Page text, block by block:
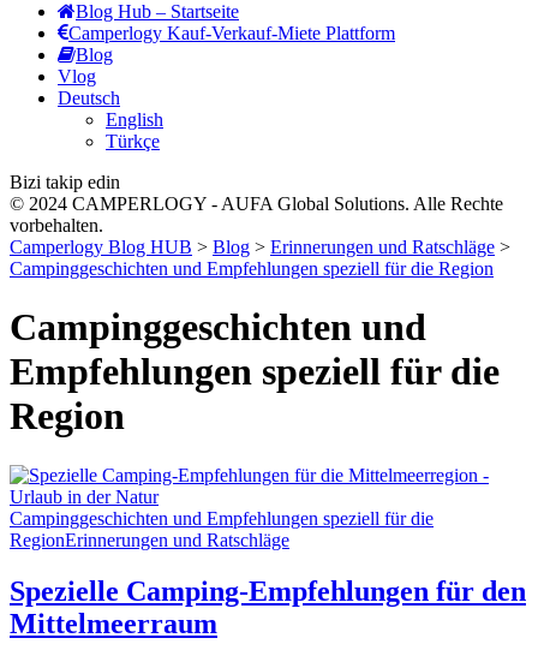
Blog Hub – Startseite
Camperlogy Kauf-Verkauf-Miete Plattform
Blog
Vlog
Deutsch
English
Türkçe
Bizi takip edin
© 2024 CAMPERLOGY - AUFA Global Solutions. Alle Rechte
vorbehalten.
Camperlogy Blog HUB > Blog > Erinnerungen und Ratschläge >
Campinggeschichten und Empfehlungen speziell für die Region
Campinggeschichten und
Empfehlungen speziell für die
Region
Campinggeschichten und Empfehlungen speziell für die
RegionErinnerungen und Ratschläge
Spezielle Camping-Empfehlungen für den
Mittelmeerraum